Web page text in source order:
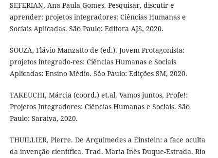
SEFERIAN, Ana Paula Gomes. Pesquisar, discutir e
aprender: projetos integradores: Ciências Humanas e
Sociais Aplicadas. São Paulo: Editora AJS, 2020.
SOUZA, Flávio Manzatto de (ed.). Jovem Protagonista:
projetos integrado-res: Ciências Humanas e Sociais
Aplicadas: Ensino Médio. São Paulo: Edições SM, 2020.
TAKEUCHI, Márcia (coord.) et.al. Vamos juntos, Profe!:
Projetos Integradores: Ciências Humanas e Sociais. São
Paulo: Saraiva, 2020.
THUILLIER, Pierre. De Arquimedes a Einstein: a face oculta
da invenção científica. Trad. Maria Inês Duque-Estrada. Rio